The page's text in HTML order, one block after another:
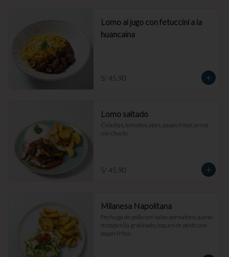
Lomo al jugo con fetuccini a la
huancaína
S/ 45.90
Lomo saltado
Cebollas, tomates, ajíes, papas fritas, arroz
con choclo.
S/ 45.90
Milanesa Napolitana
Pechuga de pollo con salsa pomodoro, queso
mozzarella gratinado, toques de pesto con
papas fritas.